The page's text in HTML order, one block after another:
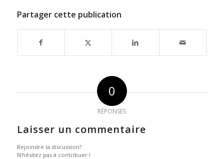
Partager cette publication
0
RÉPONSES
Laisser un commentaire
Rejoindre la discussion?
N’hésitez pas à contribuer !